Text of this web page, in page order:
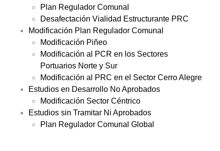
Plan Regulador Comunal
Desafectación Vialidad Estructurante PRC
Modificación Plan Regulador Comunal
Modificación Piñeo
Modificación al PCR en los Sectores
Portuarios Norte y Sur
Modificación al PRC en el Sector Cerro Alegre
Estudios en Desarrollo No Aprobados
Modificación Sector Céntrico
Estudios sin Tramitar Ni Aprobados
Plan Regulador Comunal Global